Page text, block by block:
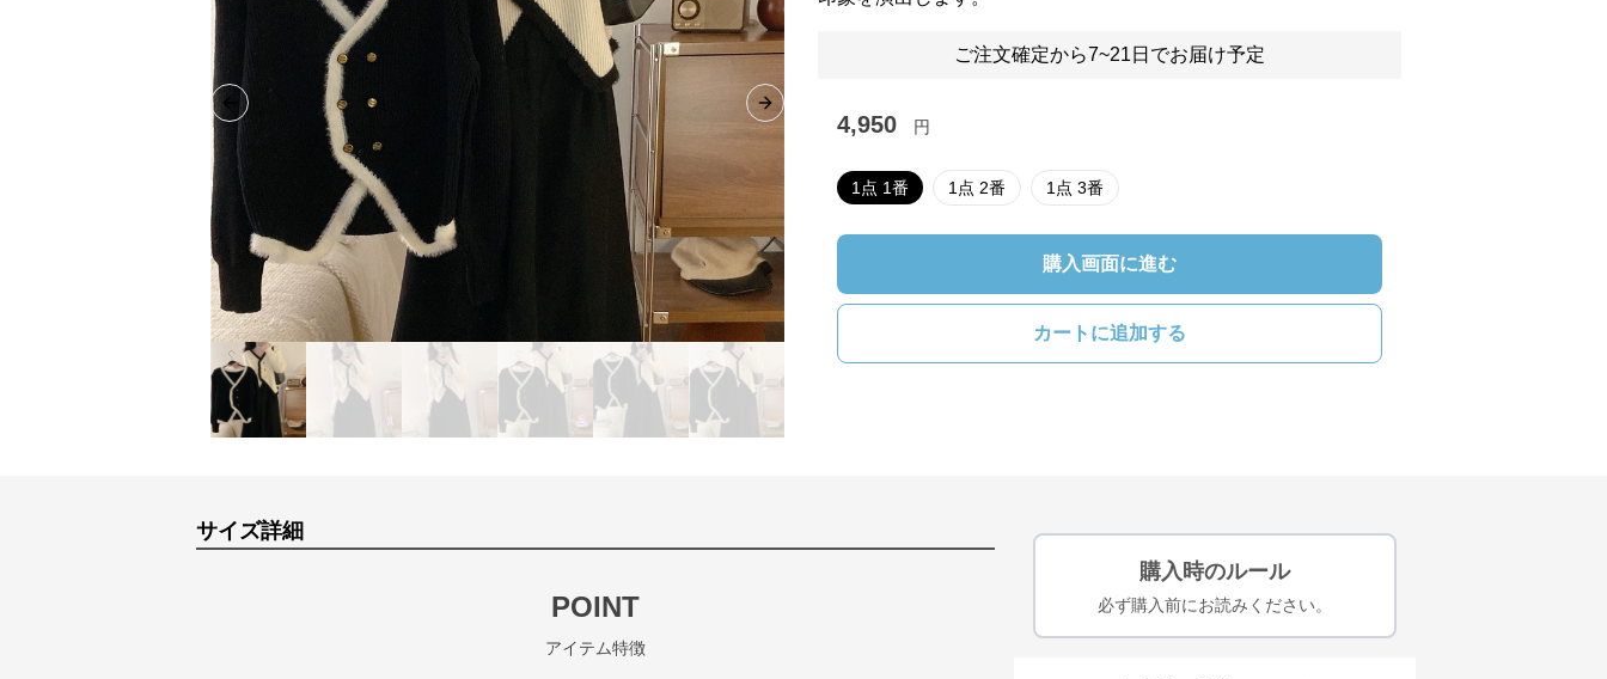
Previous slide Next slide
ご注文確定から7~21日でお届け予定
4,950 円
1点 1番 1点 2番 1点 3番
購入画面に進む
カートに追加する
サイズ詳細
POINT
アイテム特徴
購入時のルール
必ず購入前にお読みください。